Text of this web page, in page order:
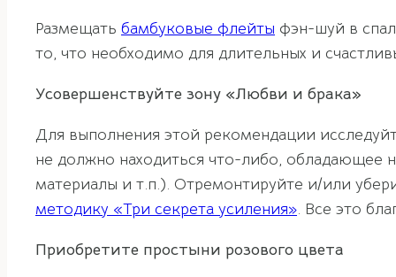
Размещать бамбуковые флейты фэн-шуй в
то, что необходимо для длительных и
Усовершенствуйте зону «Любви и брака»
Для выполнения этой рекомендации
не должно находиться что-либо, обладающее
материалы и т.п.). Отремонтируйте и/или
методику «Три секрета усиления». Все это
Приобретите простыни розового цвета